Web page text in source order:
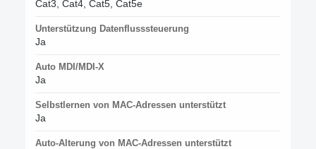
Cat3, Cat4, Cat5, Cat5e
Unterstützung Datenflusssteuerung
Ja
Auto MDI/MDI-X
Ja
Selbstlernen von MAC-Adressen unterstützt
Ja
Auto-Alterung von MAC-Adressen unterstützt